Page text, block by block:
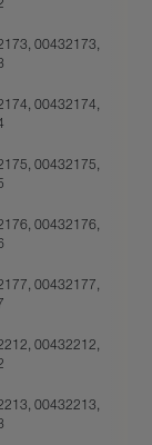
00432173,
00432174,
00432175,
00432176,
00432177,
00432212,
00432213,